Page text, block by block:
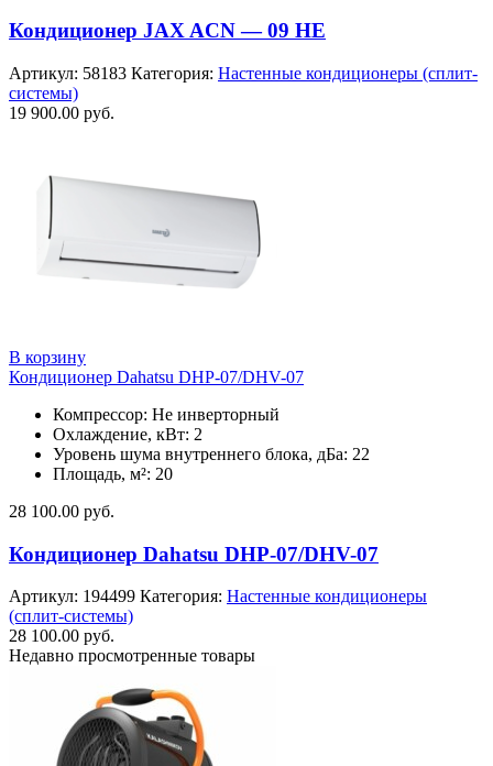
Кондиционер JAX ACN — 09 HE
Артикул: 58183 Категория: Настенные кондиционеры (сплит-
системы)
19 900.00 руб.
В корзину
Кондиционер Dahatsu DHP-07/DHV-07
Компрессор: Не инверторный
Охлаждение, кВт: 2
Уровень шума внутреннего блока, дБа: 22
Площадь, м²: 20
28 100.00 руб.
Кондиционер Dahatsu DHP-07/DHV-07
Артикул: 194499 Категория: Настенные кондиционеры
(сплит-системы)
28 100.00 руб.
Недавно просмотренные товары